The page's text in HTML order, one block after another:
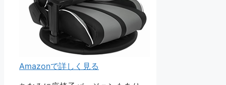
Amazonで詳しく見る